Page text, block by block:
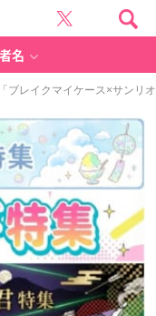
名
ブレイクマイケース×サンリ